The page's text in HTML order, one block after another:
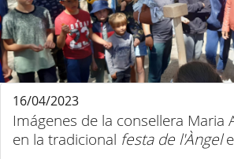
Imágenes de la consellera Maria
en la tradicional festa de l'Àngel
16/04/2023